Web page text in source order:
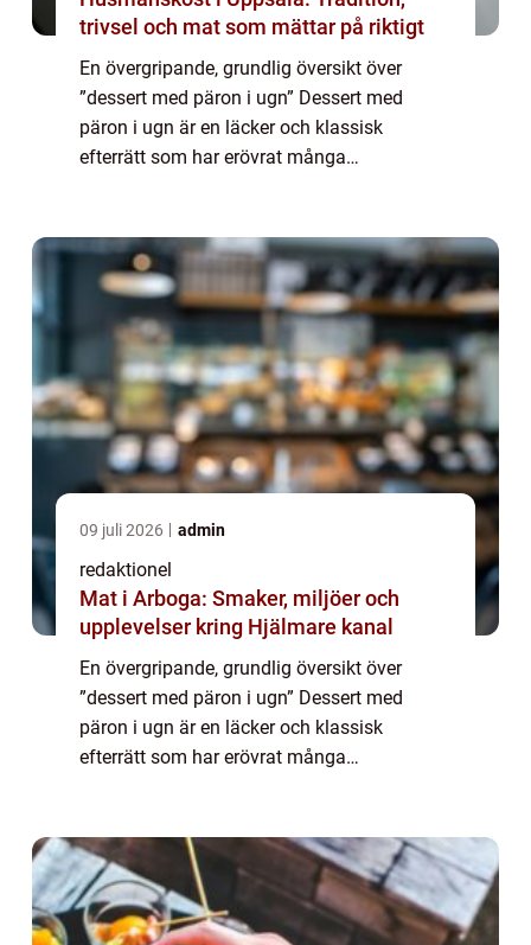
trivsel och mat som mättar på riktigt
En övergripande, grundlig översikt över
”dessert med päron i ugn” Dessert med
päron i ugn är en läcker och klassisk
efterrätt som har erövrat många
ugnsvärme ska...
09 juli 2026 admin
redaktionel
Mat i Arboga: Smaker, miljöer och
upplevelser kring Hjälmare kanal
En övergripande, grundlig översikt över
”dessert med päron i ugn” Dessert med
päron i ugn är en läcker och klassisk
efterrätt som har erövrat många
ugnsvärme ska...